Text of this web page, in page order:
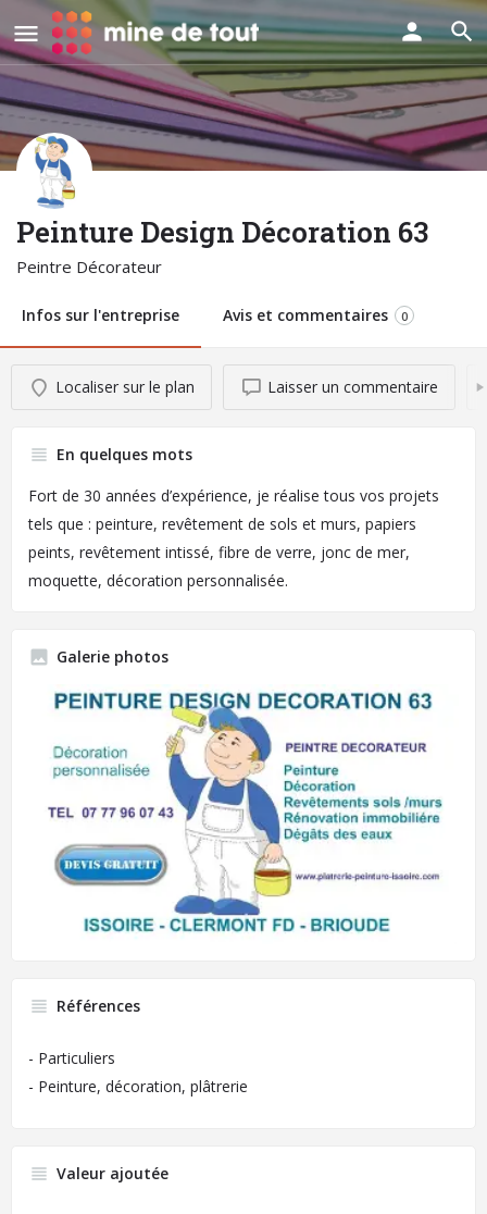
Peinture Design Décoration 63
Peintre Décorateur
Infos sur l'entreprise Avis et commentaires 0
Localiser sur le plan Laisser un commentaire
En quelques mots
Fort de 30 années d’expérience, je réalise tous vos projets
tels que : peinture, revêtement de sols et murs, papiers
peints, revêtement intissé, fibre de verre, jonc de mer,
moquette, décoration personnalisée.
Galerie photos
Références
- Particuliers
- Peinture, décoration, plâtrerie
Valeur ajoutée